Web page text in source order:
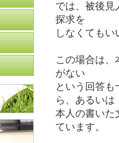
では、被後見
探求を
しなくても
この場合は、
がない
という回答
ら、あるいは
本人の書いた
ています。